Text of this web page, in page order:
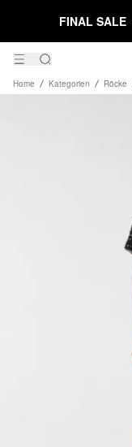
FINAL SALE
Home Kategorien Röcke